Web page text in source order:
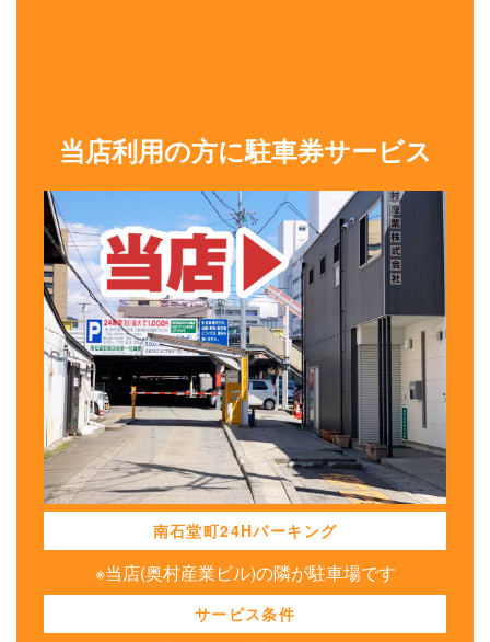
当店利用の方に駐車券サービス
南石堂町24Hパーキング
※当店(奥村産業ビル)の隣が駐車場です
サービス条件